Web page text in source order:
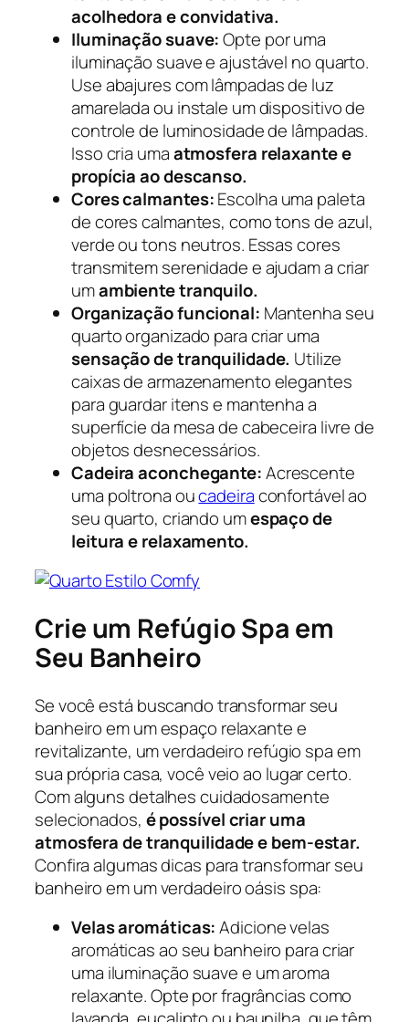
acolhedora e convidativa.
Iluminação suave:Opte por uma
iluminação suave e ajustável no quarto.
Use abajures com lâmpadas de luz
amarelada ou instale um dispositivo de
controle de luminosidade de lâmpadas.
Isso cria umaatmosfera relaxante e
propícia ao descanso.
Cores calmantes:Escolha uma paleta
de cores calmantes, como tons de azul,
verde ou tons neutros. Essas cores
transmitem serenidade e ajudam a criar
umambiente tranquilo.
Organização funcional: Mantenha seu
quarto organizado para criar uma
sensação de tranquilidade. Utilize
caixas de armazenamento elegantes
para guardar itens e mantenha a
superfície da mesa de cabeceira livre de
objetos desnecessários.
Cadeira aconchegante:Acrescente
uma poltrona oucadeiraconfortável ao
seu quarto, criando umespaço de
leitura e relaxamento.
Crie um Refúgio Spa em
Seu Banheiro
Se você está buscando transformar seu
banheiro em um espaço relaxante e
revitalizante, um verdadeiro refúgio spa em
sua própria casa, você veio ao lugar certo.
Com alguns detalhes cuidadosamente
selecionados, é possível criar uma
atmosfera de tranquilidade e bem-estar.
Confira algumas dicas para transformar seu
banheiro em um verdadeiro oásis spa:
Velas aromáticas:Adicione velas
aromáticas ao seu banheiro para criar
uma iluminação suave e um aroma
relaxante. Opte por fragrâncias como